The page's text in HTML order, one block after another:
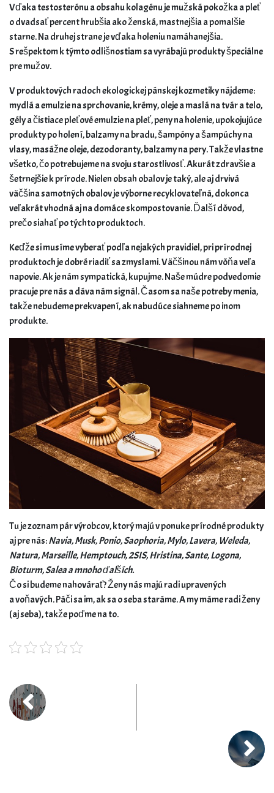
Vďaka testosterónu a obsahu kolagénu je mužská pokožka a pleť
o dvadsať percent hrubšia ako ženská, mastnejšia a pomalšie
starne. Na druhej strane je vďaka holeniu namáhanejšia.
S rešpektom k týmto odlišnostiam sa vyrábajú produkty špeciálne
pre mužov.
V produktových radoch ekologickej pánskej kozmetiky nájdeme:
mydlá a emulzie na sprchovanie, krémy, oleje a maslá na tvár a telo,
gély a čistiace pleťové emulzie na pleť, peny na holenie, upokojujúce
produkty po holení, balzamy na bradu, šampóny a šampúchy na
vlasy, masážne oleje, dezodoranty, balzamy na pery. Takže vlastne
všetko, čo potrebujeme na svoju starostlivosť. Akurát zdravšie a
šetrnejšie k prírode. Nielen obsah obalov je taký, ale aj drvivá
väčšina samotných obalov je výborne recyklovateľná, dokonca
veľakrát vhodná aj na domáce skompostovanie. Ďalší dôvod,
prečo siahať po týchto produktoch.
Keďže si musíme vyberať podľa nejakých pravidiel, pri prírodnej
produktoch je dobré riadiť sa zmyslami. Väčšinou nám vôňa veľa
napovie. Ak je nám sympatická, kupujme. Naše múdre podvedomie
pracuje pre nás a dáva nám signál. Časom sa naše potreby menia,
takže nebudeme prekvapení, ak nabudúce siahneme po inom
produkte.
Tu je zoznam pár výrobcov, ktorý majú v ponuke prírodné produkty
aj pre nás:Navia, Musk, Ponio, Saophoria, Mylo, Lavera, Weleda,
Natura, Marseille, Hemptouch, 2SIS, Hristina, Sante, Logona,
Bioturm, Salea a mnoho ďalších.
Čo si budeme nahovárať? Ženy nás majú radi upravených
a voňavých. Páči sa im, ak sa o seba staráme. A my máme radi ženy
(aj seba), takže poďme na to.